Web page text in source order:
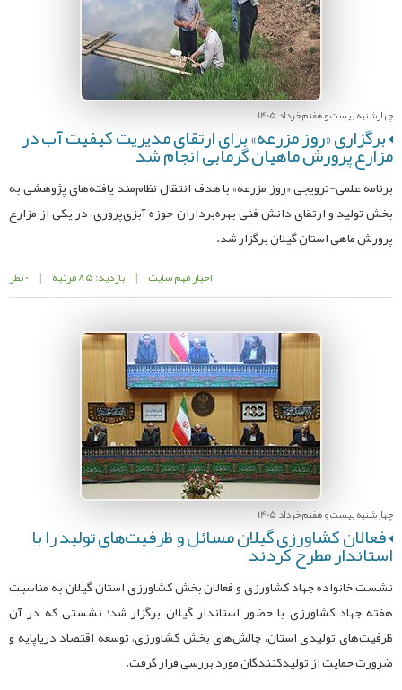
چهارشنبه بیست و هفنم خرداد 1405
برگزاری «روز مزرعه» برای ارتقای مدیریت کیفیت آب در
مزارع پرورش ماهیان گرمابی انجام شد
برنامه علمی-ترویجی «روز مزرعه» با هدف انتقال نظام‌مند یافته‌های پژوهشی به
بخش تولید و ارتقای دانش فنی بهره‌برداران حوزه آبزی‌پروری، در یکی از مزارع
پرورش ماهی استان گیلان برگزار شد.
اخبار مهم سایت | بازدید: 85 مرتبه | 0 نظر
چهارشنبه بیست و هفنم خرداد 1405
فعالان کشاورزی گیلان مسائل و ظرفیت‌های تولید را با
استاندار مطرح کردند
نشست خانواده جهاد کشاورزی و فعالان بخش کشاورزی استان گیلان به مناسبت
هفته جهاد کشاورزی با حضور استاندار گیلان برگزار شد؛ نشستی که در آن
ظرفیت‌های تولیدی استان، چالش‌های بخش کشاورزی، توسعه اقتصاد دریاپایه و
ضرورت حمایت از تولیدکنندگان مورد بررسی قرار گرفت.